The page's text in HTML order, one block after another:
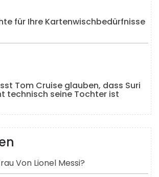
für Ihre Kartenwischbedürfnisse
Tom Cruise glauben, dass Suri
technisch seine Tochter ist
Von Lionel Messi?